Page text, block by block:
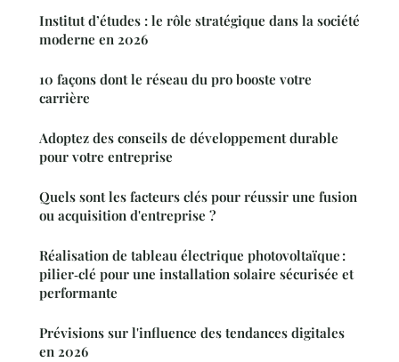
Institut d’études : le rôle stratégique dans la société
moderne en 2026
10 façons dont le réseau du pro booste votre
carrière
Adoptez des conseils de développement durable
pour votre entreprise
Quels sont les facteurs clés pour réussir une fusion
ou acquisition d'entreprise ?
Réalisation de tableau électrique photovoltaïque :
pilier‑clé pour une installation solaire sécurisée et
performante
Prévisions sur l'influence des tendances digitales
en 2026